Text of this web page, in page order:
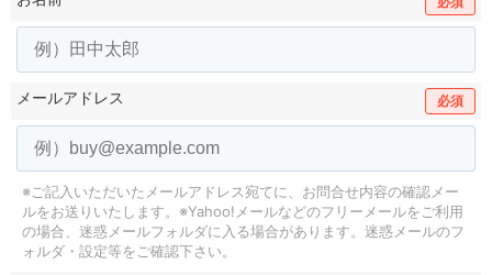
メールアドレス 必須
※ご記入いただいたメールアドレス宛てに、お問合せ内容の確認メー
ルをお送りいたします。 ※Yahoo!メールなどのフリーメールをご利用
の場合、迷惑メールフォルダに入る場合があります。 迷惑メールのフ
ォルダ・設定等をご確認下さい。